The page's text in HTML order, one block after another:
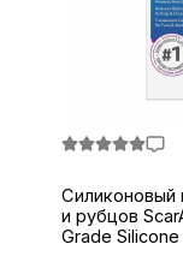
Силиконовый
и рубцов
Grade Silicone